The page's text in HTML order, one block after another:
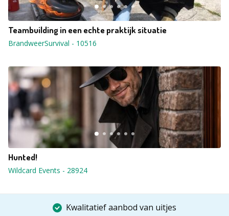
Teambuilding in een echte praktijk situatie
BrandweerSurvival - 10516
Hunted!
Wildcard Events - 28924
Kwalitatief aanbod van uitjes